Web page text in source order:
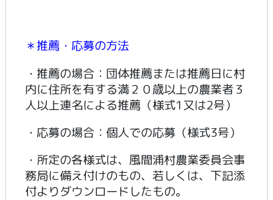
＊推薦・応募の方法
・推薦の場合：団体推薦または推薦日に村
内に住所を有する満２０歳以上の農業者３
人以上連名による推薦（様式1又は2号）
・応募の場合：個人での応募（様式3号）
・所定の各様式は、風間浦村農業委員会事
務局に備え付けのもの、若しくは、下記添
付よりダウンロードしたもの。